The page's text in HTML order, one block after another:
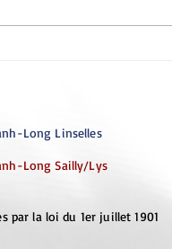
& portes
Long Linselles
par la loi du 1er juillet 1901
Long Sailly/Lys